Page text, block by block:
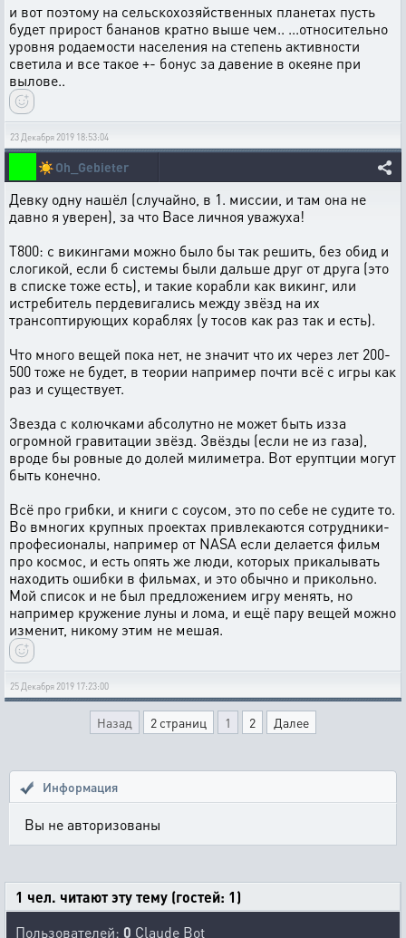
и вот поэтому на сельскохозяйственных планетах пусть
будет прирост бананов кратно выше чем.. ...относительно
уровня родаемости населения на степень активности
светила и все такое +- бонус за давение в океяне при
вылове..
23 Декабря 2019 18:53:04
☀️Oh_Gebieter
Девку одну нашёл (случайно, в 1. миссии, и там она не
давно я уверен), за что Васе личноя уважуха!
Т800: с викингами можно было бы так решить, без обид и
слогикой, если б системы были дальше друг от друга (это
в списке тоже есть), и такие корабли как викинг, или
истребитель пердевигались между звёзд на их
трансоптирующих кораблях (у тосов как раз так и есть).
Что много вещей пока нет, не значит что их через лет 200-
500 тоже не будет, в теории например почти всё с игры как
раз и существует.
Звезда с колючками абсолутно не может быть изза
огромной гравитации звёзд. Звёзды (если не из газа),
вроде бы ровные до долей милиметра. Вот еруптции могут
быть конечно.
Всё про грибки, и книги с соусом, это по себе не судите то.
Во вмногих крупных проектах привлекаются сотрудники-
професионалы, например от NASA если делается фильм
про космос, и есть опять же люди, которых прикалывать
находить ошибки в фильмах, и это обычно и прикольно.
Мой список и не был предложением игру менять, но
например кружение луны и лома, и ещё пару вещей можно
изменит, никому этим не мешая.
25 Декабря 2019 17:23:00
Назад 2 страниц 1 2 Далее
Информация
Вы не авторизованы
1 чел. читают эту тему (гостей: 1)
Пользователей: 0 Claude Bot